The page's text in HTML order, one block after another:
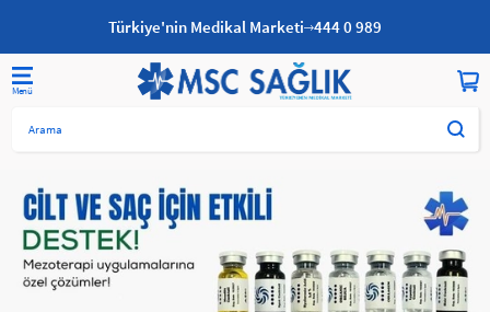
Türkiye'nin Medikal Marketi 444 0 989